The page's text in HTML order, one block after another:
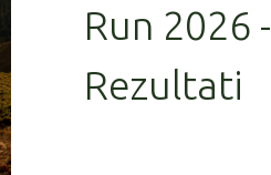
Run 2026 -
Rezultati